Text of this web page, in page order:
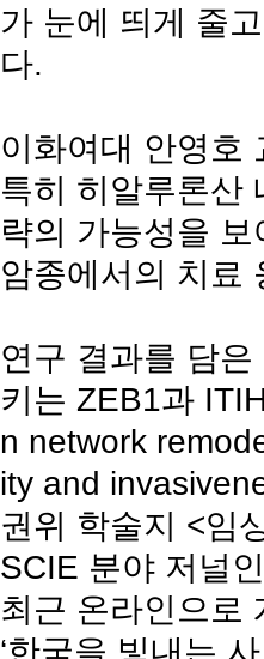
가 눈에 띄게 줄
다.
이화여대 안영호
특히 히알루론산
략의 가능성을 보
암종에서의 치료
연구 결과를 담
키는 ZEB1과
n network
ity and
권위 학술지 <임
SCIE 분야 저널
최근 온라인으로
‘한국을 빛내는